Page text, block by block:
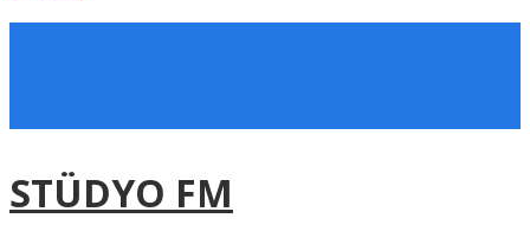
STÜDYO FM